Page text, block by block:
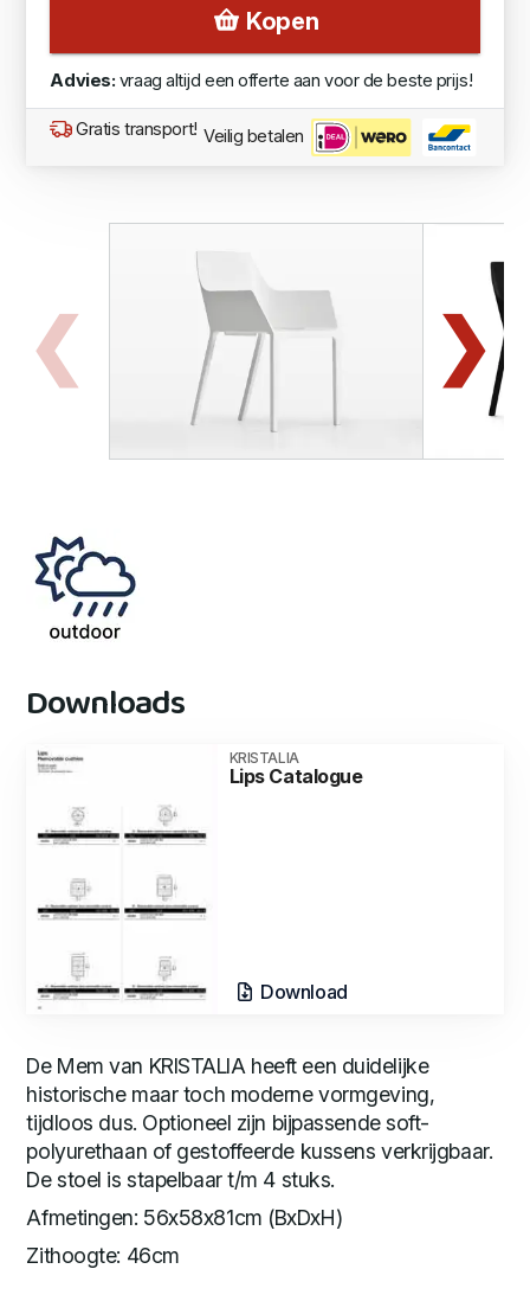
Kopen
Advies: vraag altijd een offerte aan voor de beste prijs!
Gratis transport! Veilig betalen
Downloads
KRISTALIA
Lips Catalogue
Download
De Mem van KRISTALIA heeft een duidelijke
historische maar toch moderne vormgeving,
tijdloos dus. Optioneel zijn bijpassende soft-
polyurethaan of gestoffeerde kussens verkrijgbaar.
De stoel is stapelbaar t/m 4 stuks.
Afmetingen: 56x58x81cm (BxDxH)
Zithoogte: 46cm